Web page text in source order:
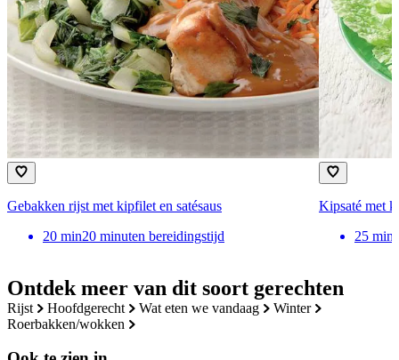
Ontdek meer van dit soort gerechten
rijst hoofdgerecht wat eten we vandaag
winter
roerbakken/wokken
Gebakken rijst met kipfilet en satésaus
20 min20 minuten bereidingstijd
Kipsaté met
25 min